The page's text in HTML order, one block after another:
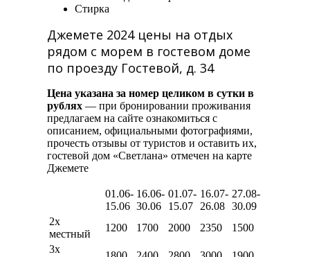
Стирка
Джемете 2024 цены на отдых
рядом с морем в гостевом доме
по проезду Гостевой, д. 34
Цена указана за номер целиком в сутки в
рублях — при бронировании проживания
предлагаем на сайте ознакомиться с
описанием, официальными фотографиями,
прочесть отзывы от туристов и оставить их,
гостевой дом «Светлана» отмечен на карте
Джемете
01.06-
15.06
16.06-
30.06
01.07-
15.07
16.07-
26.08
27.08-
30.09
2х
местный
1200 1700 2000 2350
1500
3х